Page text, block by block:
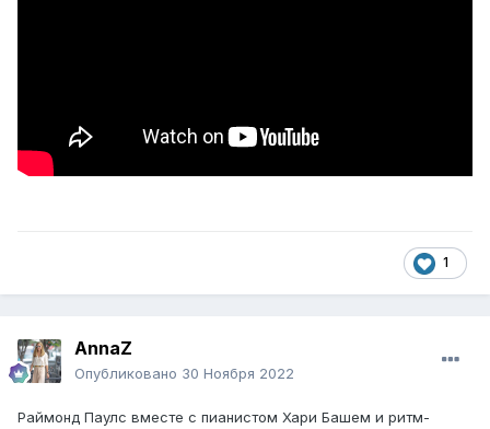
1
AnnaZ
Опубликовано 30 Ноября 2022
Раймонд Паулс вместе с пианистом Хари Башем и ритм-